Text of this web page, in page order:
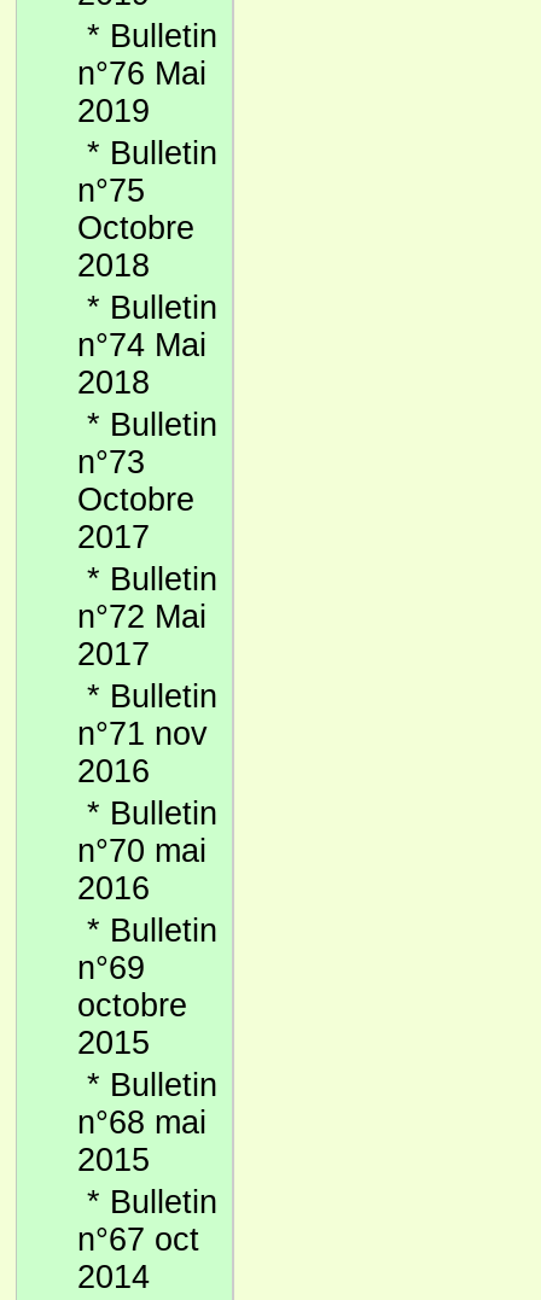
* Bulletin
n°76 Mai
2019
* Bulletin
n°75
Octobre
2018
* Bulletin
n°74 Mai
2018
* Bulletin
n°73
Octobre
2017
* Bulletin
n°72 Mai
2017
* Bulletin
n°71 nov
2016
* Bulletin
n°70 mai
2016
* Bulletin
n°69
octobre
2015
* Bulletin
n°68 mai
2015
* Bulletin
n°67 oct
2014